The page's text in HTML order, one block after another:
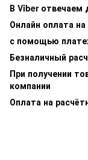
В Viber отвечаем
Онлайн оплата
с помощью
Безналичный
При получении
компании
Оплата на